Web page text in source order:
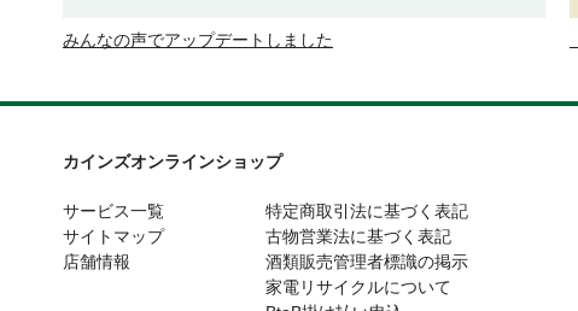
みんなの声でアップデートしました
カインズオンラインショップ
サービス一覧
サイトマップ
店舗情報
特定商取引法に基づく表記
古物営業法に基づく表記
酒類販売管理者標識の掲示
家電リサイクルについて